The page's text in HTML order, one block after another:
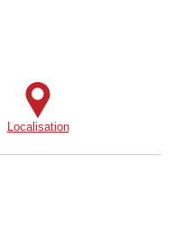
Localisation